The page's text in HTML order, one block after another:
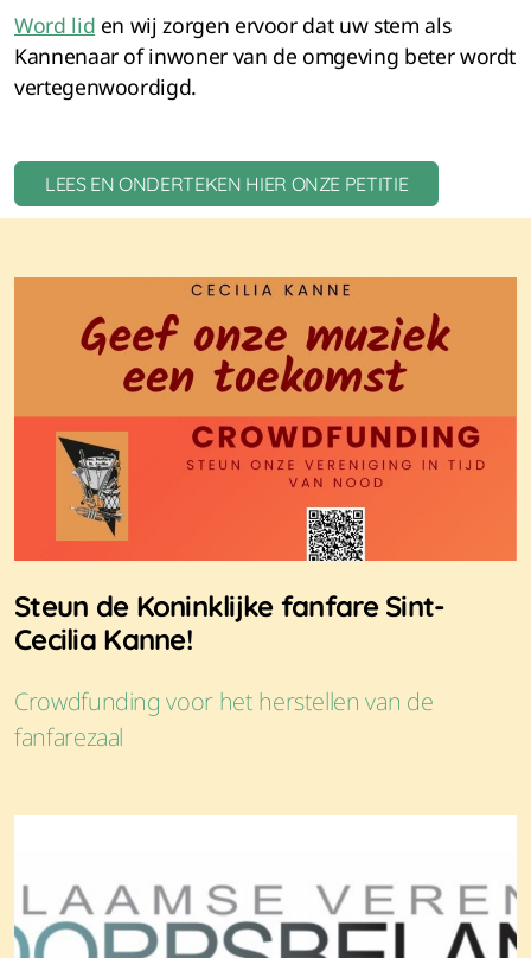
Word lid en wij zorgen ervoor dat uw stem als
Kannenaar of inwoner van de omgeving beter wordt
vertegenwoordigd.
LEES EN ONDERTEKEN HIER ONZE PETITIE
Steun de Koninklijke fanfare Sint-
Cecilia Kanne!
Crowdfunding voor het herstellen van de
fanfarezaal